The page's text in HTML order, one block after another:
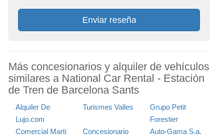
Enviar reseña
Más concesionarios y alquiler de vehículos
similares a National Car Rental - Estación
de Tren de Barcelona Sants
Alquiler De
Lujo.com
Turismes Valles
Grupo Petit
Forestier
Comercial Marti
Concesionario
Auto-Gama S.a.